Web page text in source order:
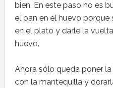
bien. En este paso no es
el pan en el huevo
en el plato y darle la
huevo.
Ahora sólo queda poner
con la mantequilla y